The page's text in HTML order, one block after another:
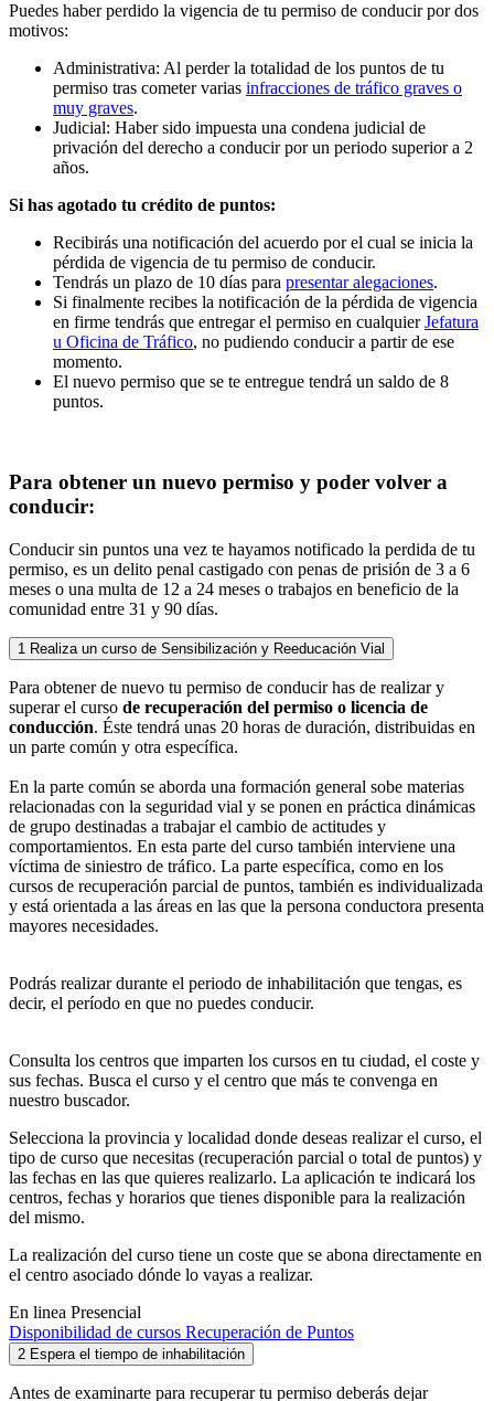
Puedes haber perdido la vigencia de tu permiso de conducir por dos
motivos:
Administrativa: Al perder la totalidad de los puntos de tu
permiso tras cometer varias infracciones de tráfico graves o
muy graves.
Judicial: Haber sido impuesta una condena judicial de
privación del derecho a conducir por un periodo superior a 2
años.
Si has agotado tu crédito de puntos:
Recibirás una notificación del acuerdo por el cual se inicia la
pérdida de vigencia de tu permiso de conducir.
Tendrás un plazo de 10 días para presentar alegaciones.
Si finalmente recibes la notificación de la pérdida de vigencia
en firme tendrás que entregar el permiso en cualquierJefatura
u Oficina de Tráfico, no pudiendo conducir a partir de ese
momento.
El nuevo permiso que se te entregue tendrá un saldo de 8
puntos.
Para obtener un nuevo permiso y poder volver a
conducir:
Conducir sin puntos una vez te hayamos notificado la perdida de tu
permiso, es un delito penal castigado con penas de prisión de 3 a 6
meses o una multa de 12 a 24 meses o trabajos en beneficio de la
comunidad entre 31 y 90 días.
1 Realiza un curso de Sensibilización y Reeducación Vial
Para obtener de nuevo tu permiso de conducir has de realizar y
superar el curso de recuperación del permiso o licencia de
conducción. Éste tendrá unas 20 horas de duración, distribuidas en
un parte común y otra específica.
En la parte común se aborda una formación general sobe materias
relacionadas con la seguridad vial y se ponen en práctica dinámicas
de grupo destinadas a trabajar el cambio de actitudes y
comportamientos. En esta parte del curso también interviene una
víctima de siniestro de tráfico. La parte específica, como en los
cursos de recuperación parcial de puntos, también es individualizada
y está orientada a las áreas en las que la persona conductora presenta
mayores necesidades.
Podrás realizar durante el periodo de inhabilitación que tengas, es
decir, el período en que no puedes conducir.
Consulta los centros que imparten los cursos en tu ciudad, el coste y
sus fechas. Busca el curso y el centro que más te convenga en
nuestro buscador.
Selecciona la provincia y localidad donde deseas realizar el curso, el
tipo de curso que necesitas (recuperación parcial o total de puntos) y
las fechas en las que quieres realizarlo. La aplicación te indicará los
centros, fechas y horarios que tienes disponible para la realización
del mismo.
La realización del curso tiene un coste que se abona directamente en
el centro asociado dónde lo vayas a realizar.
En linea Presencial
Disponibilidad de cursos Recuperación de Puntos
2 Espera el tiempo de inhabilitación
Antes de examinarte para recuperar tu permiso deberás dejar